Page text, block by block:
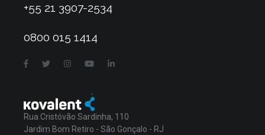
+55 21 3907-2534
0800 015 1414
Rua Cristóvão Sardinha, 110
Jardim Bom Retiro - São Gonçalo - RJ